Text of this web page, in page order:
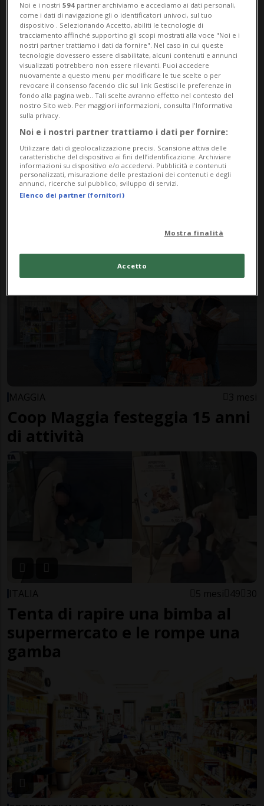
AUSTRIA 3 mesi
Autobus si schianta contro un
MAGGIA 3 mesi
Coop Maggia festeggia 15 anni
di attività
ITALIA 5 mesi 49 30
Tenta di rapire una bimba al
supermercato e le rompe una
gamba
Noi e i nostri594 partner archiviamo e accediamo ai dati personali,
come i dati di navigazione gli o identificatori univoci, sul tuo
dispositivo . Selezionando Accetto, abiliti le tecnologie di
tracciamento affinché supportino gli scopi mostrati alla voce "Noi e i
nostri partner trattiamo i dati da fornire". Nel caso in cui queste
tecnologie dovessero essere disabilitate, alcuni contenuti e annunci
visualizzati potrebbero non essere rilevanti. Puoi accedere
nuovamente a questo menu per modificare le tue scelte o per
revocare il consenso facendo clic sul link Gestisci le preferenze in
fondo alla pagina web.. Tali scelte avranno effetto nel contesto del
nostro Sito web. Per maggiori informazioni, consulta l'Informativa
sulla privacy.
Noi e i nostri partner trattiamo i dati per fornire:
Utilizzare dati di geolocalizzazione precisi. Scansione attiva delle
caratteristiche del dispositivo ai fini dell’identificazione. Archiviare
informazioni su dispositivo e/o accedervi. Pubblicità e contenuti
personalizzati, misurazione delle prestazioni dei contenuti e degli
annunci, ricerche sul pubblico, sviluppo di servizi.
Elenco dei partner (fornitori)
Mostra finalità
Accetto